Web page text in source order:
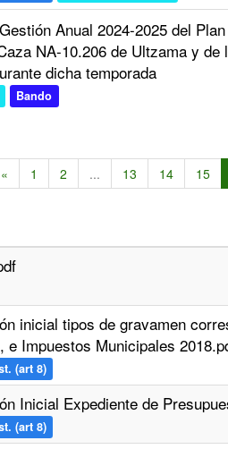
Anual 2024-2025 del
NA-10.206 de Ultzama y
dicha temporada
Bando
« 1 2 ... 13 14 15
inicial tipos de gravamen
e Impuestos Municipales
(art 8)
Inicial Expediente de
(art 8)